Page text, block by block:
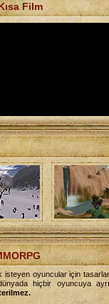
Film
isteyen oyuncular için
hiçbir oyuncuya